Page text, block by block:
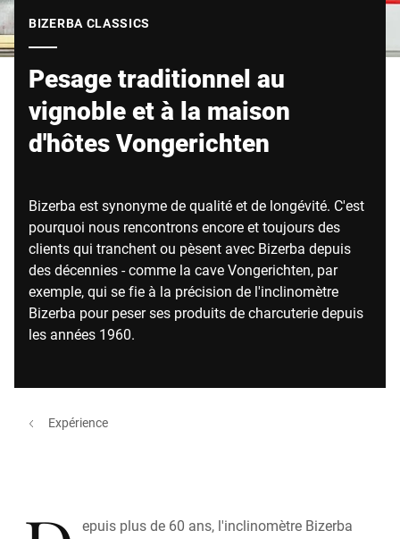
BIZERBA CLASSICS
Pesage traditionnel au
vignoble et à la maison
d'hôtes Vongerichten
Bizerba est synonyme de qualité et de longévité. C'est
pourquoi nous rencontrons encore et toujours des
clients qui tranchent ou pèsent avec Bizerba depuis
des décennies - comme la cave Vongerichten, par
exemple, qui se fie à la précision de l'inclinomètre
Bizerba pour peser ses produits de charcuterie depuis
les années 1960.
Expérience
epuis plus de 60 ans, l'inclinomètre Bizerba